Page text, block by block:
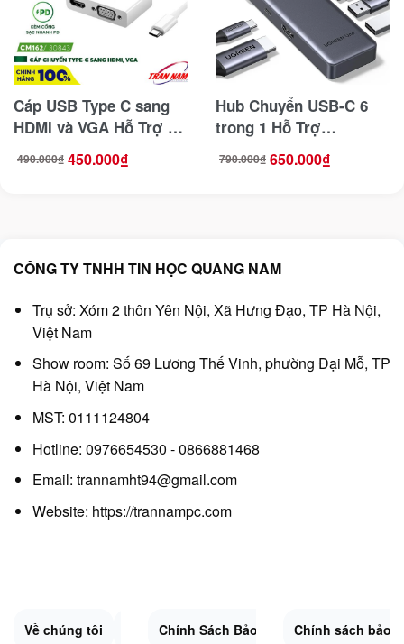
Cáp USB Type C sang
HDMI và VGA Hỗ Trợ 4K
Kèm Ugreen 30843
490.000₫
Giá
gốc 450.000₫
Giá
hiện
Hub Chuyển USB-C 6
trong 1 Hỗ Trợ
4K@60Hz , 2x USB 3.2,
2x USB-C 3.2 Tốc Độ
790.000₫
Giá
gốc 650.000₫
Giá
hiện
CÔNG TY TNHH TIN HỌC QUANG NAM
Trụ sở: Xóm 2 thôn Yên Nội, Xã Hưng Đạo, TP Hà Nội,
Việt Nam
Show room: Số 69 Lương Thế Vinh, phường Đại Mỗ, TP
Hà Nội, Việt Nam
MST: 0111124804
Hotline: 0976654530 - 0866881468
Email: trannamht94@gmail.com
Website: https://trannampc.com
Về chúng tôi Liên Hệ Quy Định Chung Sitemap.XML
Chính Sách Bảo Mật Đổi trả và hoàn
Chính sách bảo